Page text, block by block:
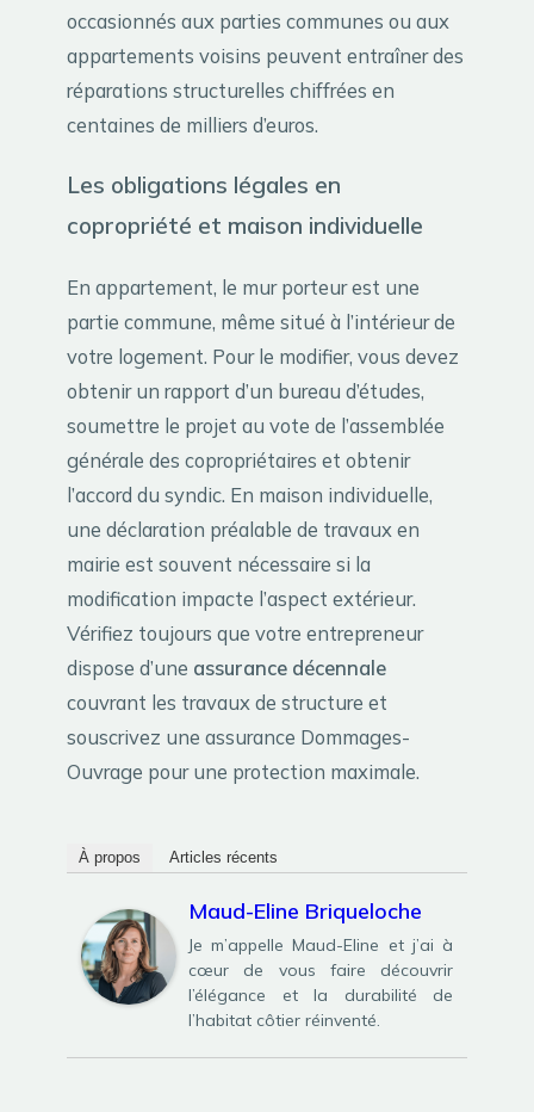
occasionnés aux parties communes ou aux
appartements voisins peuvent entraîner des
réparations structurelles chiffrées en
centaines de milliers d’euros.
Les obligations légales en
copropriété et maison individuelle
En appartement, le mur porteur est une
partie commune, même situé à l’intérieur de
votre logement. Pour le modifier, vous devez
obtenir un rapport d’un bureau d’études,
soumettre le projet au vote de l’assemblée
générale des copropriétaires et obtenir
l’accord du syndic. En maison individuelle,
une déclaration préalable de travaux en
mairie est souvent nécessaire si la
modification impacte l’aspect extérieur.
Vérifiez toujours que votre entrepreneur
dispose d’une assurance décennale
couvrant les travaux de structure et
souscrivez une assurance Dommages-
Ouvrage pour une protection maximale.
À propos Articles récents
Maud-Eline Briqueloche
Je m’appelle Maud-Eline et j’ai à
cœur de vous faire découvrir
l’élégance et la durabilité de
l’habitat côtier réinventé.